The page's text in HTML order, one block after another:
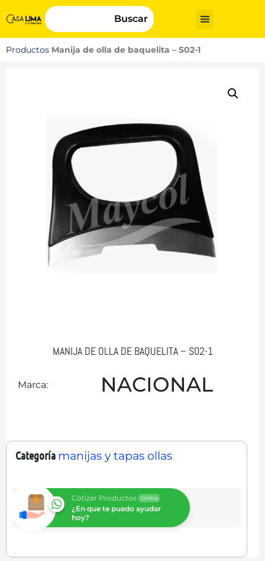
Buscar
Productos Manija de olla de baquelita – S02-1
MANIJA DE OLLA DE BAQUELITA – S02-1
Marca: NACIONAL
Categoría manijas y tapas ollas
Cotizar Productos Online
¿En que te puedo ayudar
hoy?